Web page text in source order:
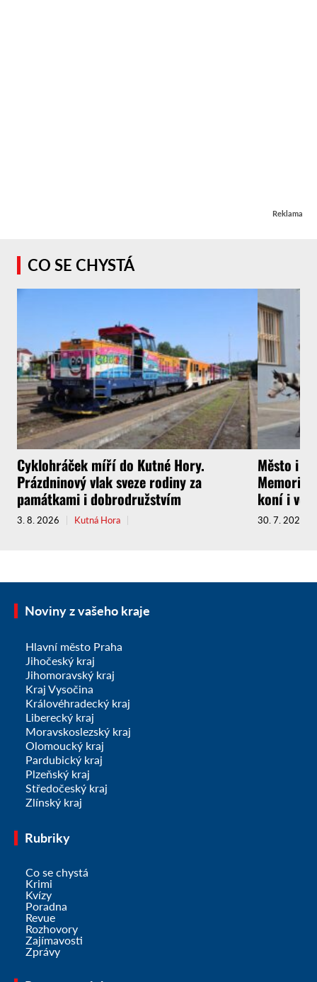
Reklama
CO SE CHYSTÁ
Cyklohráček míří do Kutné Hory.
Prázdninový vlak sveze rodiny za
památkami i dobrodružstvím
3. 8. 2026 Kutná Hora
Město i
Memoriál
koní i
30. 7. 2026
Noviny z vašeho kraje
Hlavní město Praha
Jihočeský kraj
Jihomoravský kraj
Kraj Vysočina
Královéhradecký kraj
Liberecký kraj
Moravskoslezský kraj
Olomoucký kraj
Pardubický kraj
Plzeňský kraj
Středočeský kraj
Zlínský kraj
Rubriky
Co se chystá
Krimi
Kvízy
Poradna
Revue
Rozhovory
Zajímavosti
Zprávy